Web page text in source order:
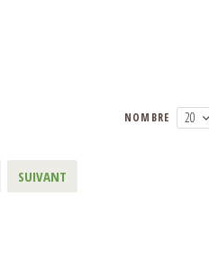
NOMBRE 20
SUIVANT